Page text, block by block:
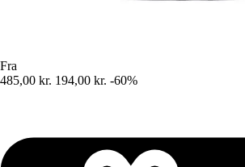
Fra
485,00 kr. 194,00 kr. -60%